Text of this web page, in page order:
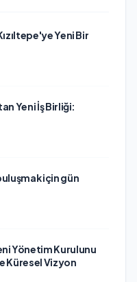
Yeni Bir
Yeni İş Birliği:
için gün
Yönetim Kurulunu
Küresel Vizyon